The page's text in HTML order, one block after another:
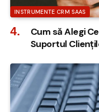
INSTRUMENTE CRM SAAS
Cum să Alegi
Suportul